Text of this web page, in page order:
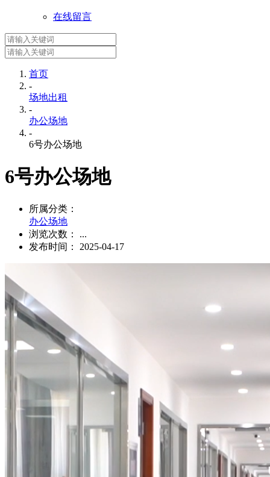
在线留言
首页
-
场地出租
-
办公场地
-
6号办公场地
6号办公场地
所属分类：
办公场地
浏览次数： ...
发布时间： 2025-04-17